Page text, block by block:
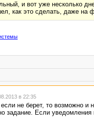
и вот уже несколько
как это сделать, даже на
в 22:35
не берет, то возможно
задание. Если